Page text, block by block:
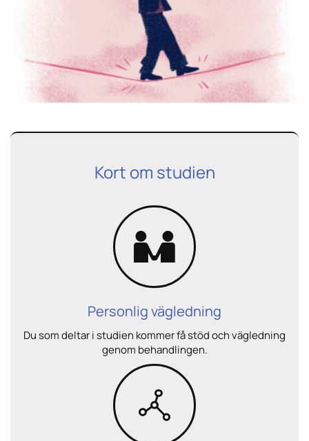
Kort om studien
Personlig vägledning
Du som deltar i studien kommer få stöd och vägledning
genom behandlingen.